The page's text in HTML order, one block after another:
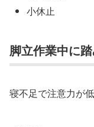
小休止
脚立作業中に
寝不足で注意力が